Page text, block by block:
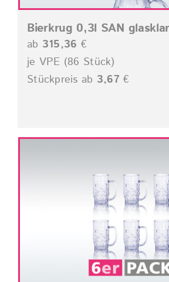
Bierkrug 0,3l SAN glasklar
ab 315,36 €
je VPE (86 Stück)
Stückpreis ab 3,67 €